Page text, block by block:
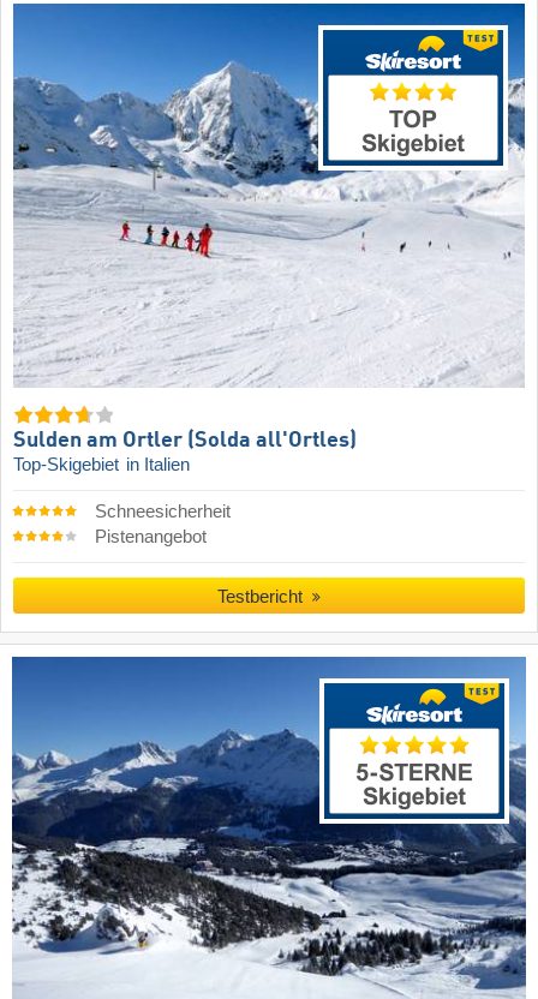
Sulden am Ortler (Solda all'Ortles)
Top-Skigebiet in Italien
Schneesicherheit
Pistenangebot
Testbericht